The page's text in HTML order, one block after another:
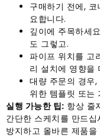
구매하기 전에,
요합니다.
깊이에 주목하세
도 그렇고.
파이프 위치를 고
리 설치에 영향을
대량 주문의 경우
위한 템플릿 또는
실행 가능한 팁: 항상 줄
간단한 스케치를 만드
방지하고 올바른 제품